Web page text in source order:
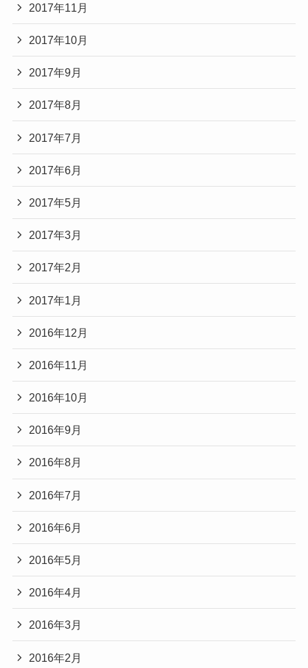
2017年11月
2017年10月
2017年9月
2017年8月
2017年7月
2017年6月
2017年5月
2017年3月
2017年2月
2017年1月
2016年12月
2016年11月
2016年10月
2016年9月
2016年8月
2016年7月
2016年6月
2016年5月
2016年4月
2016年3月
2016年2月